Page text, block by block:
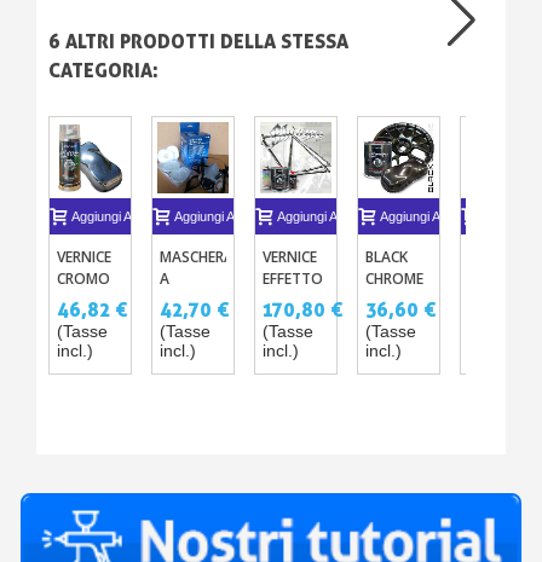
6 ALTRI PRODOTTI DELLA STESSA
CATEGORIA:
Aggiungi Al Carrello
VERNICE
CROMO
EFFETTO
SPECCHIO
BOMBOLETTA
400ML
46,82 €
(Tasse
incl.)
Aggiungi Al Carrello
MASCHERA
A
CARTUCCE
INTERCAMBIABILI
42,70 €
(Tasse
incl.)
Aggiungi Al Carrello
VERNICE
EFFETTO
CROMATO
PER BICI –
KIT
COMPLETO
170,80 €
(Tasse
incl.)
Aggiungi Al Carrello
BLACK
CHROME
- VERNICE
AD
EFFETTO
METALLIZZATO
36,60 €
(Tasse
incl.)